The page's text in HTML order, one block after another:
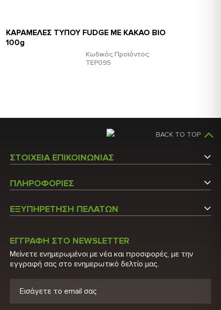
Κωδικός Προϊόντος:
ΤΕΡ095
ΚΑΡΑΜΕΛΕΣ ΤΥΠΟΥ FUDGE ME KAKAO BIO
100g
BACK TO TOP
ΣΤΟΙΧΕΙΑ ΕΠΙΚΟΙΝΩΝΙΑΣ
Άγιος Στέφανος Αττικής
Τ.Κ.: 14565
Τ: 210 2848522
E: info@biohygeia.gr
ΠΛΗΡΟΦΟΡΙΕΣ
Κατάλογος
Πιστοποιητικά
Πολιτική Απορρήτου
ΕΞΥΠΗΡΕΤΗΣΗ ΠΕΛΑΤΩΝ
Νέα Προϊόντα
ΕΓΓΡΑΦΗ ΣΤΟ NEWSLETTER
Μείνετε ενημερωμένοι με νέα και προσφορές, με την
εγγραφή σας στο ενημερωτικό δελτίο μας.